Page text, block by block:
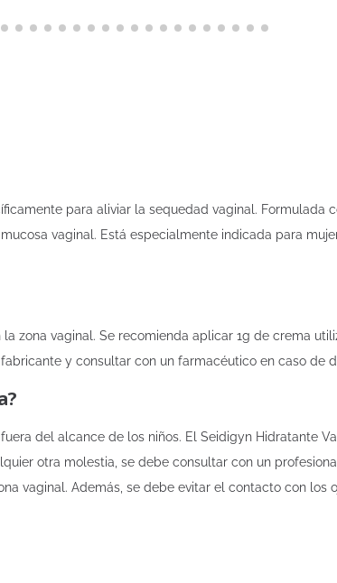
para aliviar la sequedad vaginal. Formulada
vaginal. Está especialmente indicada para
zona vaginal. Se recomienda aplicar 1g de crema
y consultar con un farmacéutico en caso de
del alcance de los niños. El Seidigyn Hidratante
otra molestia, se debe consultar con un
vaginal. Además, se debe evitar el contacto con los